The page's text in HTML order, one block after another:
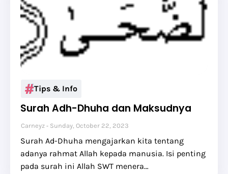
Tips & Info
Surah Adh-Dhuha dan Maksudnya
Carneyz Sunday, October 22, 2023
Surah Ad-Dhuha mengajarkan kita tentang
adanya rahmat Allah kepada manusia. Isi penting
pada surah ini Allah SWT menera…